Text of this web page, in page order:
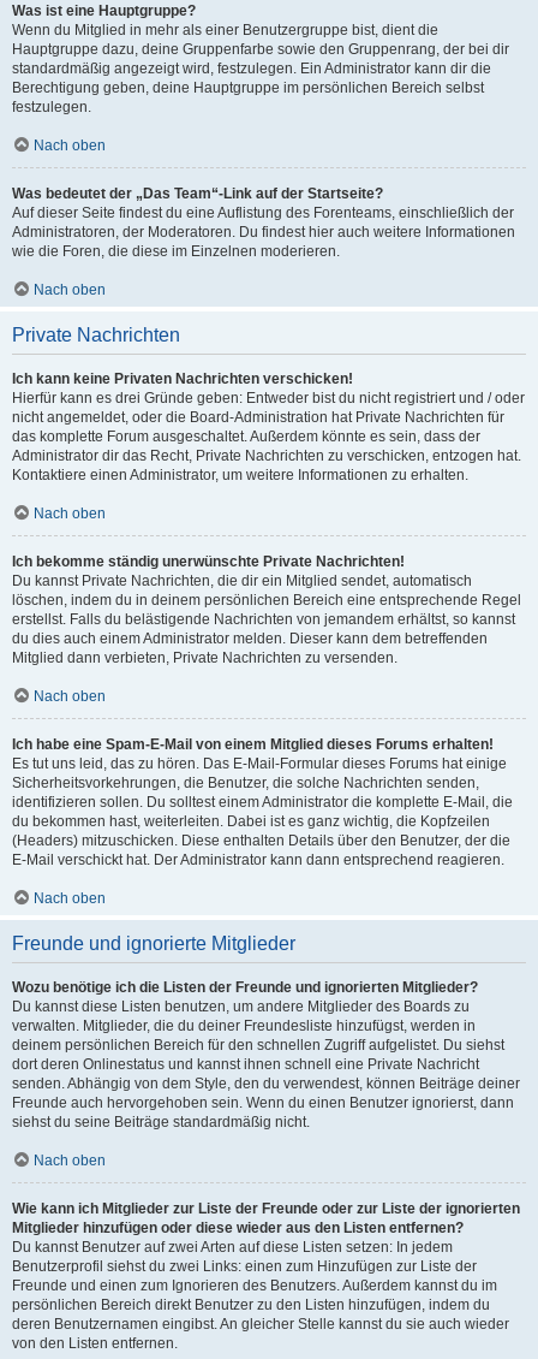
Was ist eine Hauptgruppe?
Wenn du Mitglied in mehr als einer Benutzergruppe bist, dient die
Hauptgruppe dazu, deine Gruppenfarbe sowie den Gruppenrang, der bei dir
standardmäßig angezeigt wird, festzulegen. Ein Administrator kann dir die
Berechtigung geben, deine Hauptgruppe im persönlichen Bereich selbst
festzulegen.
Nach oben
Was bedeutet der „Das Team“-Link auf der Startseite?
Auf dieser Seite findest du eine Auflistung des Forenteams, einschließlich der
Administratoren, der Moderatoren. Du findest hier auch weitere Informationen
wie die Foren, die diese im Einzelnen moderieren.
Nach oben
Private Nachrichten
Ich kann keine Privaten Nachrichten verschicken!
Hierfür kann es drei Gründe geben: Entweder bist du nicht registriert und / oder
nicht angemeldet, oder die Board-Administration hat Private Nachrichten für
das komplette Forum ausgeschaltet. Außerdem könnte es sein, dass der
Administrator dir das Recht, Private Nachrichten zu verschicken, entzogen hat.
Kontaktiere einen Administrator, um weitere Informationen zu erhalten.
Nach oben
Ich bekomme ständig unerwünschte Private Nachrichten!
Du kannst Private Nachrichten, die dir ein Mitglied sendet, automatisch
löschen, indem du in deinem persönlichen Bereich eine entsprechende Regel
erstellst. Falls du belästigende Nachrichten von jemandem erhältst, so kannst
du dies auch einem Administrator melden. Dieser kann dem betreffenden
Mitglied dann verbieten, Private Nachrichten zu versenden.
Nach oben
Ich habe eine Spam-E-Mail von einem Mitglied dieses Forums erhalten!
Es tut uns leid, das zu hören. Das E-Mail-Formular dieses Forums hat einige
Sicherheitsvorkehrungen, die Benutzer, die solche Nachrichten senden,
identifizieren sollen. Du solltest einem Administrator die komplette E-Mail, die
du bekommen hast, weiterleiten. Dabei ist es ganz wichtig, die Kopfzeilen
(Headers) mitzuschicken. Diese enthalten Details über den Benutzer, der die
E-Mail verschickt hat. Der Administrator kann dann entsprechend reagieren.
Nach oben
Freunde und ignorierte Mitglieder
Wozu benötige ich die Listen der Freunde und ignorierten Mitglieder?
Du kannst diese Listen benutzen, um andere Mitglieder des Boards zu
verwalten. Mitglieder, die du deiner Freundesliste hinzufügst, werden in
deinem persönlichen Bereich für den schnellen Zugriff aufgelistet. Du siehst
dort deren Onlinestatus und kannst ihnen schnell eine Private Nachricht
senden. Abhängig von dem Style, den du verwendest, können Beiträge deiner
Freunde auch hervorgehoben sein. Wenn du einen Benutzer ignorierst, dann
siehst du seine Beiträge standardmäßig nicht.
Nach oben
Wie kann ich Mitglieder zur Liste der Freunde oder zur Liste der ignorierten
Mitglieder hinzufügen oder diese wieder aus den Listen entfernen?
Du kannst Benutzer auf zwei Arten auf diese Listen setzen: In jedem
Benutzerprofil siehst du zwei Links: einen zum Hinzufügen zur Liste der
Freunde und einen zum Ignorieren des Benutzers. Außerdem kannst du im
persönlichen Bereich direkt Benutzer zu den Listen hinzufügen, indem du
deren Benutzernamen eingibst. An gleicher Stelle kannst du sie auch wieder
von den Listen entfernen.